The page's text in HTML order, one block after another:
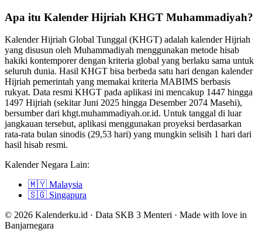
Apa itu Kalender Hijriah KHGT Muhammadiyah?
Kalender Hijriah Global Tunggal (KHGT) adalah kalender Hijriah
yang disusun oleh Muhammadiyah menggunakan metode hisab
hakiki kontemporer dengan kriteria global yang berlaku sama untuk
seluruh dunia. Hasil KHGT bisa berbeda satu hari dengan kalender
Hijriah pemerintah yang memakai kriteria MABIMS berbasis
rukyat. Data resmi KHGT pada aplikasi ini mencakup 1447 hingga
1497 Hijriah (sekitar Juni 2025 hingga Desember 2074 Masehi),
bersumber dari khgt.muhammadiyah.or.id. Untuk tanggal di luar
jangkauan tersebut, aplikasi menggunakan proyeksi berdasarkan
rata-rata bulan sinodis (29,53 hari) yang mungkin selisih 1 hari dari
hasil hisab resmi.
Kalender Negara Lain:
🇲🇾 Malaysia
🇸🇬 Singapura
© 2026 Kalenderku.id · Data SKB 3 Menteri · Made with love in
Banjarnegara